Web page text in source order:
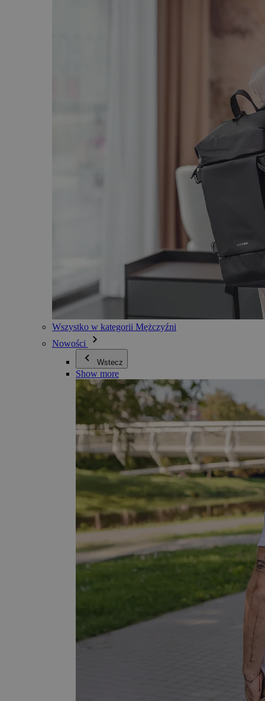
Wszystko w kategorii Mężczyźni
Nowości
Wstecz
Show more